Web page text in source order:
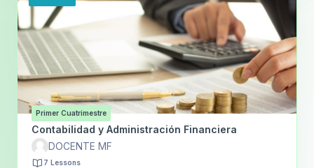
Primer Cuatrimestre
Contabilidad y Administración Financiera
DOCENTE MF
7 Lessons